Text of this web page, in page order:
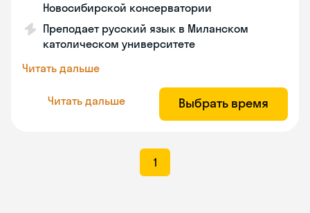
Новосибирской консерватории
Преподает русский язык в Миланском
католическом университете
Читать дальше
Читать дальше Выбрать время
1